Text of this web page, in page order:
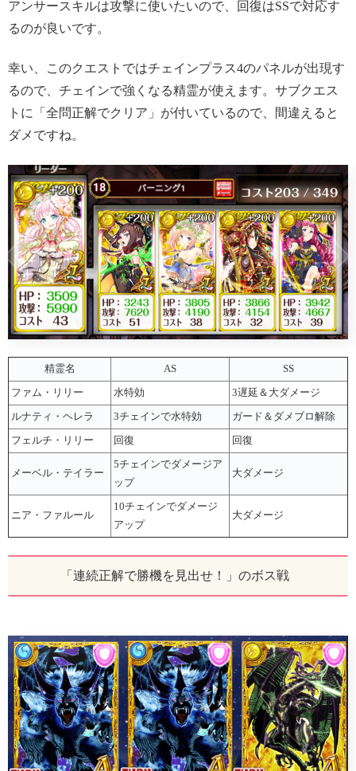
アンサースキルは攻撃に使いたいので、回復はSSで対応す
るのが良いです。
幸い、このクエストではチェインプラス4のパネルが出現す
るので、チェインで強くなる精霊が使えます。サブクエス
トに「全問正解でクリア」が付いているので、間違えると
ダメですね。
精霊名 AS SS
ファム・リリー 水特効 3遅延＆大ダメージ
ルナティ・ヘレラ 3チェインで水特効 ガード＆ダメブロ解除
フェルチ・リリー 回復 回復
メーベル・テイラー
5チェインでダメージア
ップ
大ダメージ
ニア・ファルール
10チェインでダメージ
アップ
大ダメージ
「連続正解で勝機を見出せ！」のボス戦